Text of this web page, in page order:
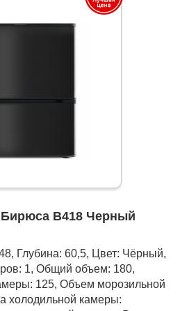
B418 Черный
Глубина: 60,5, Цвет: Чёрный,
1, Общий объем: 180,
125, Объем морозильной
холодильной камеры: